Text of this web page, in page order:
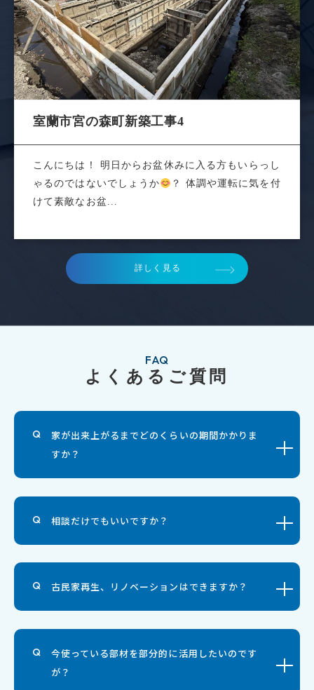
室蘭市宮の森町新築工事4
こんにちは！ 明日からお盆休みに入る方もいらっし
ゃるのではないでしょうか
？ 体調や運転に気を付
けて素敵なお盆...
詳しく見る
FAQ
よくあるご質問
家が出来上がるまでどのくらいの期間かかりま
すか？
相談だけでもいいですか？
古民家再生、リノベーションはできますか？
今使っている部材を部分的に活用したいのです
が？